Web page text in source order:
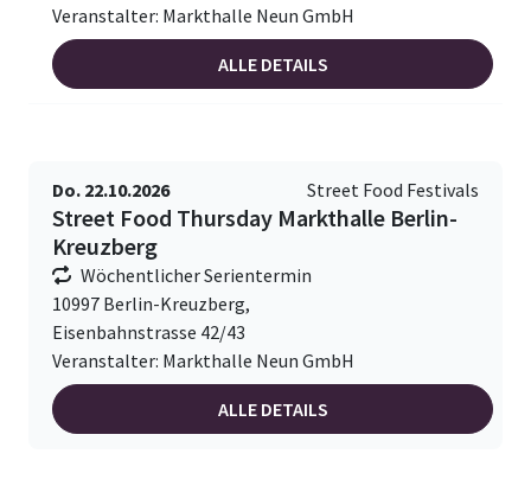
Veranstalter: Markthalle Neun GmbH
ALLE DETAILS
Do. 22.10.2026 Street Food Festivals
Street Food Thursday Markthalle Berlin-
Kreuzberg
Wöchentlicher Serientermin
10997 Berlin-Kreuzberg,
Eisenbahnstrasse 42/43
Veranstalter: Markthalle Neun GmbH
ALLE DETAILS